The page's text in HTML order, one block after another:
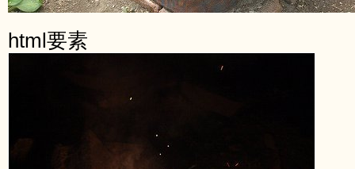
html要素